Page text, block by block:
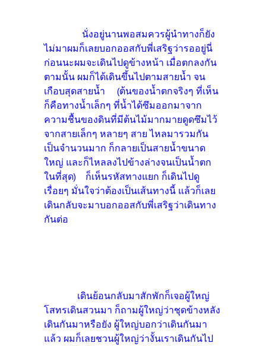
นั่งอยู่นานพอสมควรผู้นำทางก็ยัง
ไม่มาผมก็เลยบอกออสกับพี่เสริฐว่ารออยู่นี่
ก่อนนะผมจะเดินไปดูข้างหน้า เมื่อตกลงกัน
ตามนั้น ผมก็ได้เดินขึ้นไปตามสายน้ำ จน
เกือบสุดสายน้ำ (ต้นของน้ำตกจริงๆ ที่เห็น
ก็คือทางน้ำเล็กๆ ที่น้ำได้ซึมออกมาจาก
ความชื้นของดินที่มีต้นไม้มากมายดูดซึมไว้
จากสายเล็กๆ หลายๆ สาย ไหลมารวมกัน
เป็นจำนวนมาก ก็กลายเป็นสายน้ำขนาด
ใหญ่ และก็ไหลลงไปข้างล่างจนเป็นน้ำตก
ในที่สุด) ก็เห็นรหัสทางแยก ก็เดินไปดู
เรื่อยๆ มั่นใจว่าต้องเป็นเส้นทางนี้ แล้วก็เลย
เดินกลับจะมาบอกออสกับพี่เสริฐว่าเดินทาง
กันต่อ
เดินย้อนกลับมาสักพักก็เจอผู้ใหญ่
โสทรเดินสวนมา ก็ถามผู้ใหญ่ว่าชุดข้างหลัง
เดินกันมาหรือยัง ผู้ใหญ่บอกว่าเดินกันมา
แล้ว ผมก็เลยชวนผู้ใหญ่ว่างั้นเราเดินกันไป